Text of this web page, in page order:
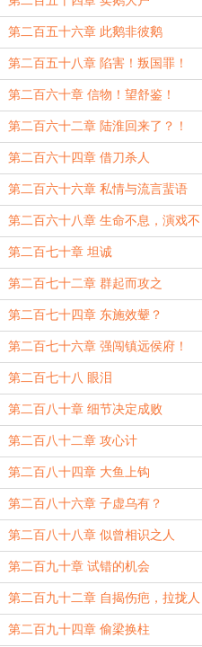
第二百五十六章 此鹅非彼鹅
第二百五十八章 陷害！叛国罪！
第二百六十章 信物！望舒鉴！
第二百六十二章 陆淮回来了？！
第二百六十四章 借刀杀人
第二百六十六章 私情与流言蜚语
第二百六十八章 生命不息，演戏不
止
第二百七十章 坦诚
第二百七十二章 群起而攻之
第二百七十四章 东施效颦？
第二百七十六章 强闯镇远侯府！
第二百七十八 眼泪
第二百八十章 细节决定成败
第二百八十二章 攻心计
第二百八十四章 大鱼上钩
第二百八十六章 子虚乌有？
第二百八十八章 似曾相识之人
第二百九十章 试错的机会
第二百九十二章 自揭伤疤，拉拢人
心！
第二百九十四章 偷梁换柱